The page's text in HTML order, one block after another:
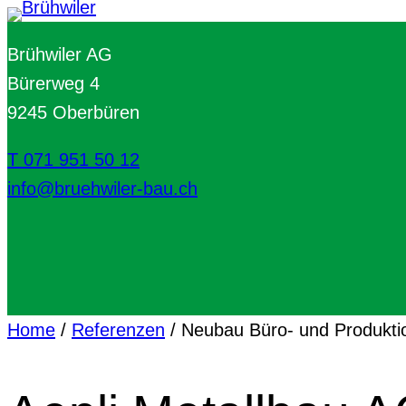
Brühwiler AG
Bürerweg 4
9245 Oberbüren
T 071 951 50 12
info@bruehwiler-bau.ch
Home / Referenzen / Neubau Büro- und